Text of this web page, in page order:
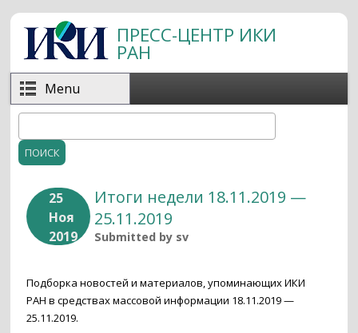
Перейти к основному содержанию
ПРЕСС-ЦЕНТР ИКИ
РАН
Menu
Форма поиска
25
Ноя
2019
Итоги недели 18.11.2019 —
25.11.2019
Submitted by sv
Подборка новостей и материалов, упоминающих ИКИ
РАН в средствах массовой информации 18.11.2019 —
25.11.2019.